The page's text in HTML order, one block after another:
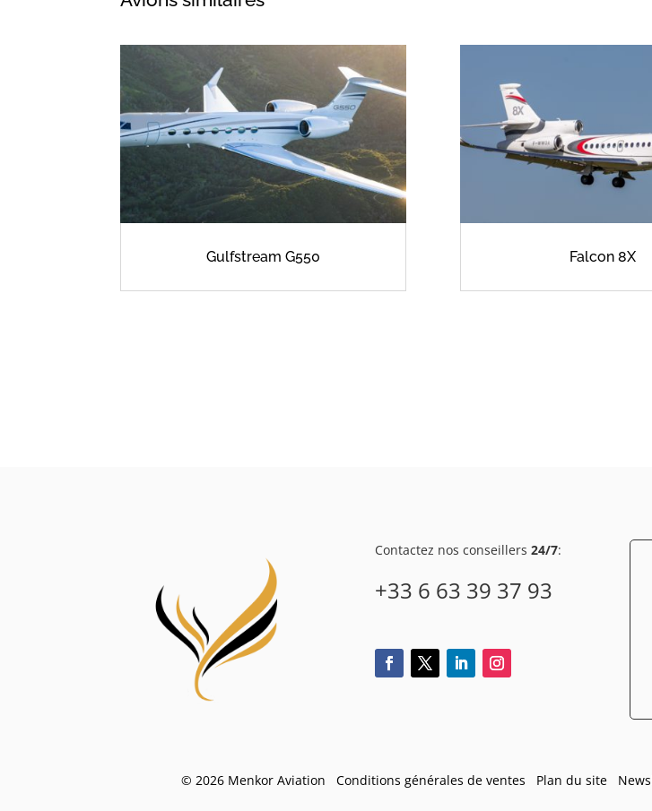
Gulfstream G550 Falcon 8X
Contactez nos conseillers 24/7:
+33 6 63 39 37 93
© 2026 Menkor Aviation Conditions générales de ventes Plan du site